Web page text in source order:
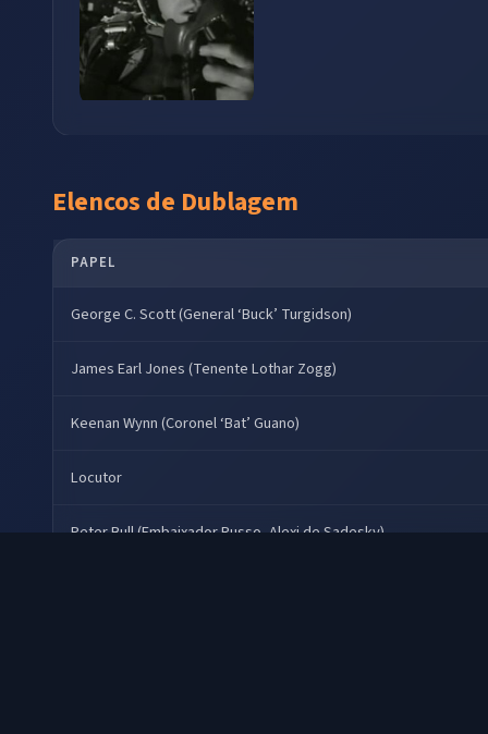
Elencos de Dublagem
PAPEL
George C. Scott (General ‘Buck’ Turgidson)
James Earl Jones (Tenente Lothar Zogg)
Keenan Wynn (Coronel ‘Bat’ Guano)
Locutor
Peter Bull (Embaixador Russo, Alexi de Sadesky)